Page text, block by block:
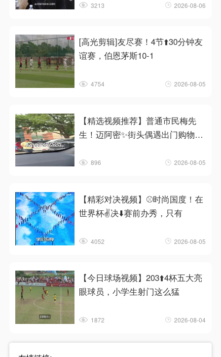
3213 2026-08-06
[高光剪辑]友尽赛！4节⬆️30分钟友
谊赛，伯恩茅斯10-1
4754 2026-08-05
【精选视频推荐】普通市民梅先
生！迈阿密✨街头偶遇出门购物的
896 2026-08-05
【精彩对决视频】⚾时尚国度！在
世界杯✌️决⬇️赛前办秀，只有
4052 2026-08-05
【今日球场视频】203⬆️4杯五大亮
眼球员，小学生射门这么猛
1872 2026-08-04